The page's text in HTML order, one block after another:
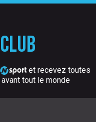
club
et recevez toutes
tout le monde